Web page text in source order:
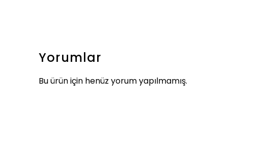
Yorumlar
Bu ürün için henüz yorum yapılmamış.